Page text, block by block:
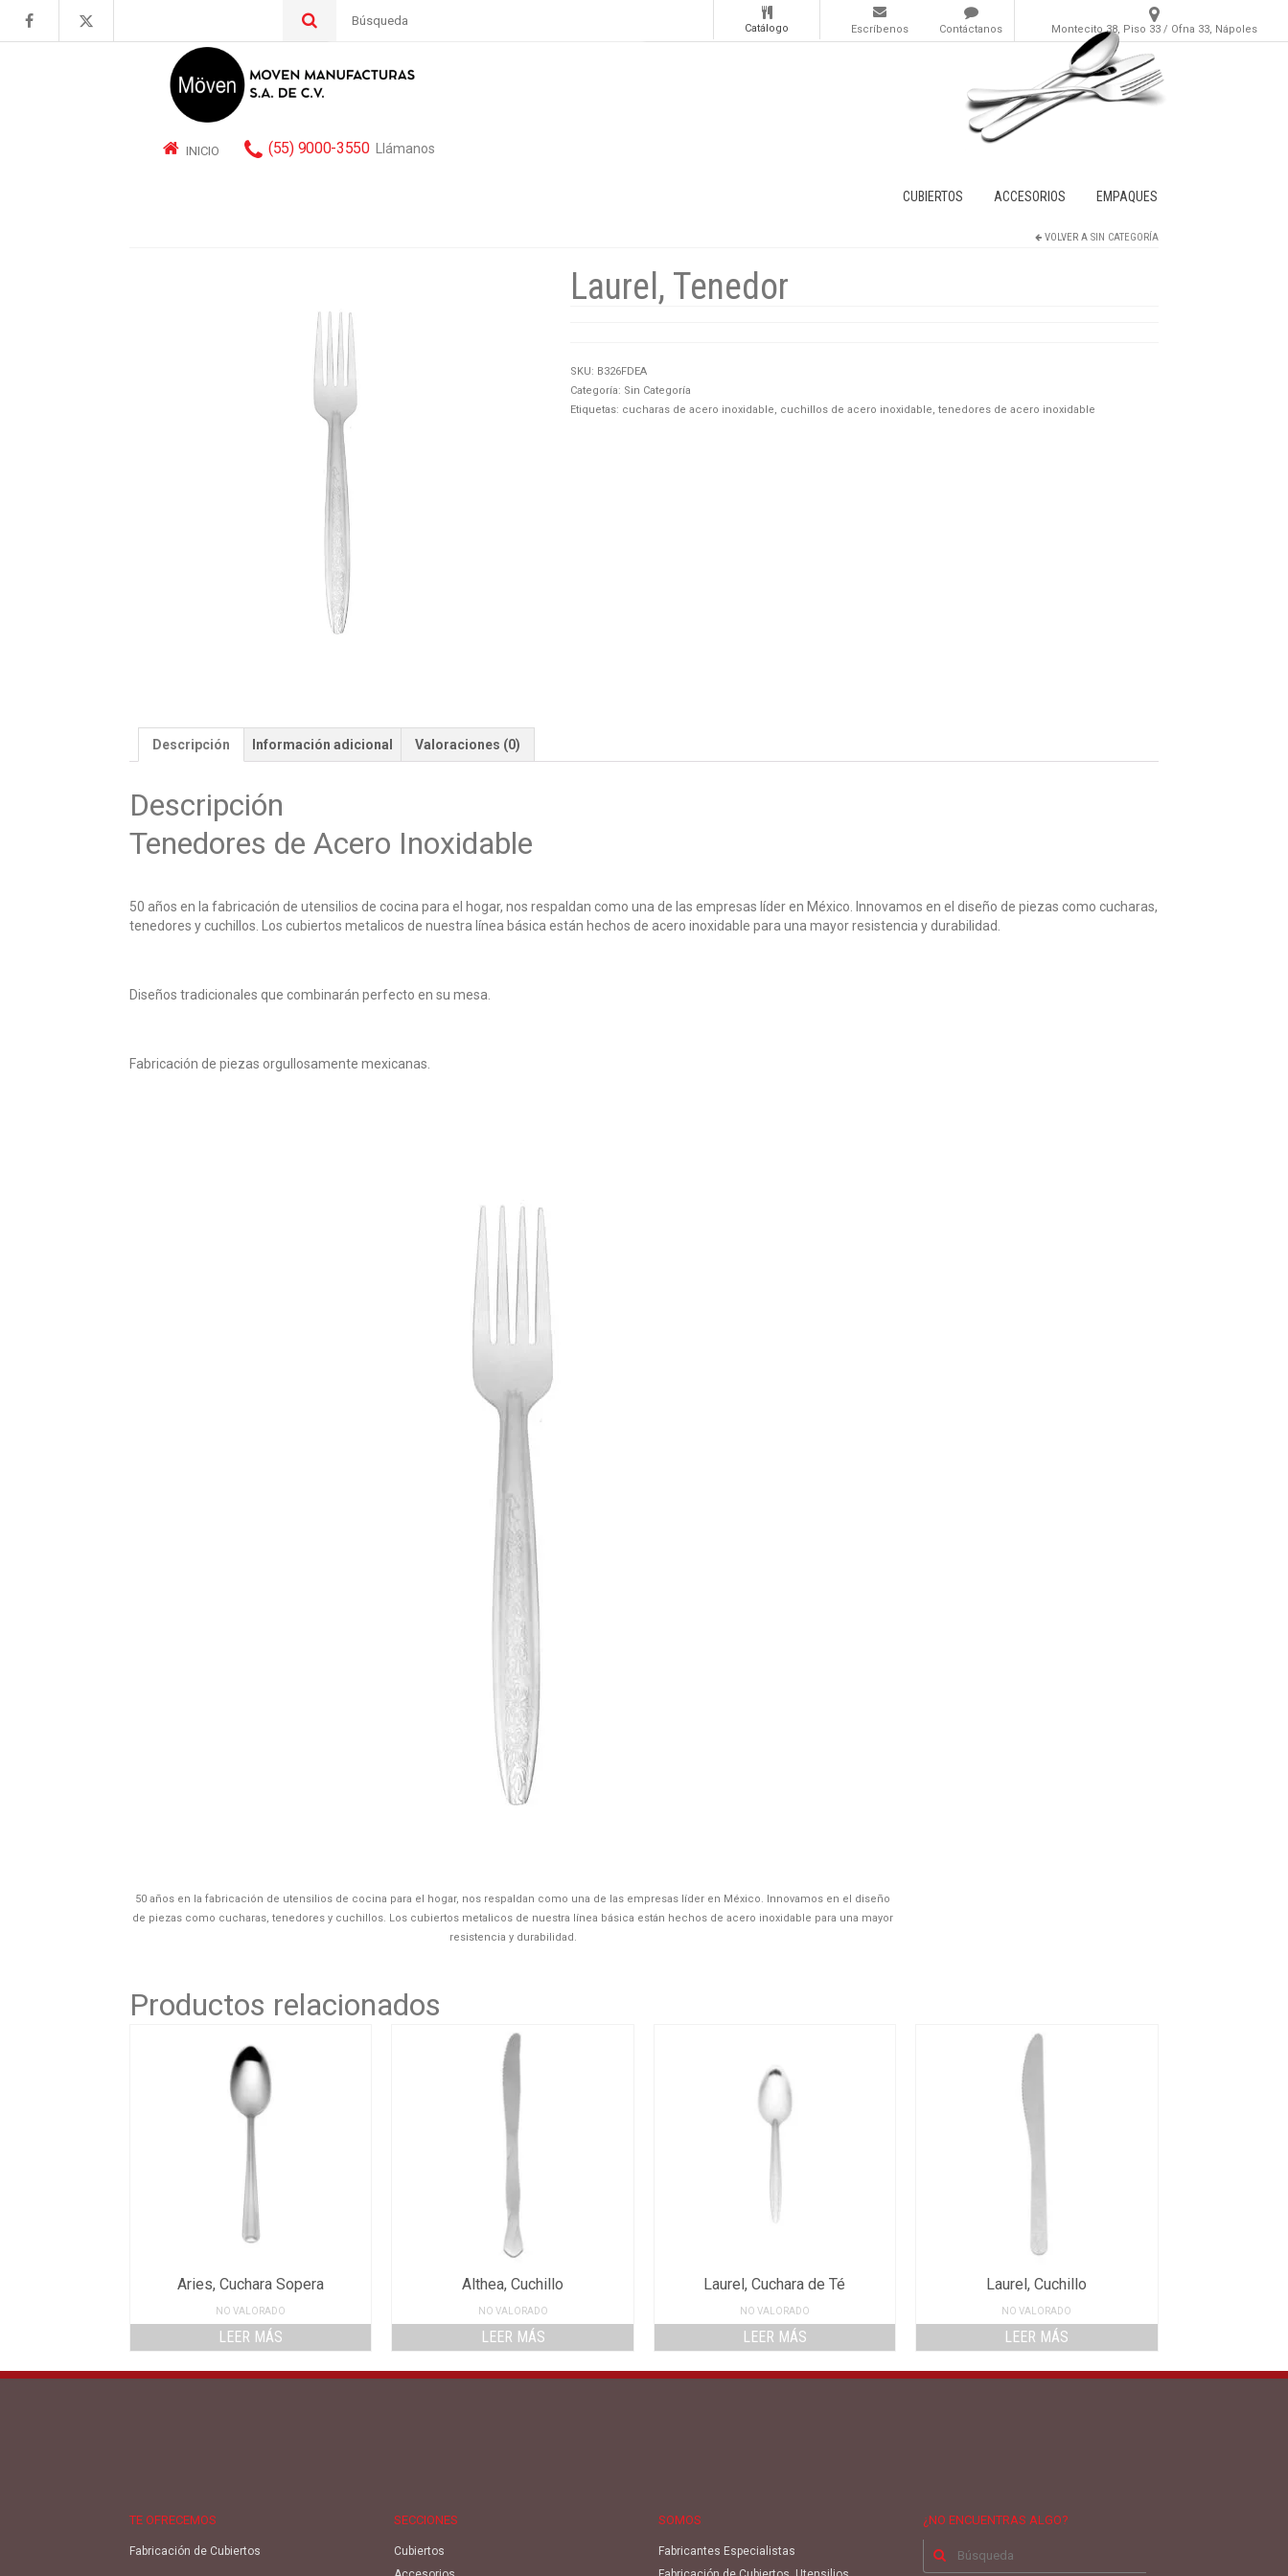
por:
Montecito 38, Piso 33 / Ofna 33, Nápoles
Contáctanos
Escríbenos
Catálogo
INICIO (55) 9000-3550 Llámanos
CUBIERTOS ACCESORIOS EMPAQUES
VOLVER A SIN CATEGORÍA
Laurel, Tenedor
SKU: B326FDEA
Categoría: Sin Categoría
Etiquetas: cucharas de acero inoxidable cuchillos de acero inoxidable tenedores de acero inoxidable
Descripción Información adicional Valoraciones (0)
Descripción
Tenedores de Acero Inoxidable
50 años en la fabricación de utensilios de cocina para el hogar, nos respaldan como una de las empresas líder en México. Innovamos en el diseño de piezas como cucharas,
tenedores y cuchillos. Los cubiertos metalicos de nuestra línea básica están hechos de acero inoxidable para una mayor resistencia y durabilidad.
Diseños tradicionales que combinarán perfecto en su mesa.
Fabricación de piezas orgullosamente mexicanas.
50 años en la fabricación de utensilios de cocina para el hogar, nos respaldan como una de las empresas líder en México. Innovamos en el diseño
de piezas como cucharas, tenedores y cuchillos. Los cubiertos metalicos de nuestra línea básica están hechos de acero inoxidable para una mayor
resistencia y durabilidad.
Productos relacionados
Aries, Cuchara Sopera
NO VALORADO
LEER MÁS
Althea, Cuchillo
NO VALORADO
LEER MÁS
Laurel, Cuchara de Té
NO VALORADO
LEER MÁS
Laurel, Cuchillo
NO VALORADO
LEER MÁS
TE OFRECEMOS
Fabricación de Cubiertos
SECCIONES
Cubiertos
SOMOS
Fabricantes Especialistas
¿NO ENCUENTRAS ALGO?
Buscar